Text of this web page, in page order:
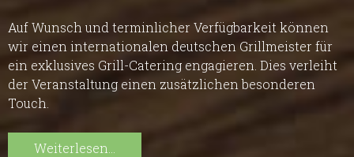
Auf Wunsch und terminlicher Verfügbarkeit können
wir einen internationalen deutschen Grillmeister für
ein exklusives Grill-Catering engagieren. Dies verleiht
der Veranstaltung einen zusätzlichen besonderen
Touch.
Weiterlesen...